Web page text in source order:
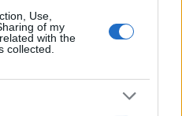
Use,
of my
with the
collected.